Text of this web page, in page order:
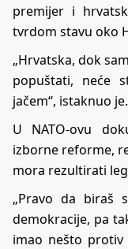
premijer i
tvrdom stavu oko
„Hrvatska, dok
popuštati, neće
jačem“, istaknuo je.
U NATO-ovu
izborne reforme,
mora rezultirati
„Pravo da biraš
demokracije, pa
imao nešto protiv